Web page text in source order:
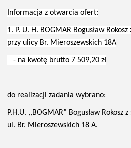
Informacja z otwarcia ofert:
1. P. U. H. BOGMAR Bogusław
przy ulicy Br. Mieroszewskich 18A
- na kwotę brutto 7 509,20 zł
do realizacji zadania wybrano:
P.H.U. ,,BOGMAR” Bogusław Rokosz
ul. Br. Mieroszewskich 18 A.